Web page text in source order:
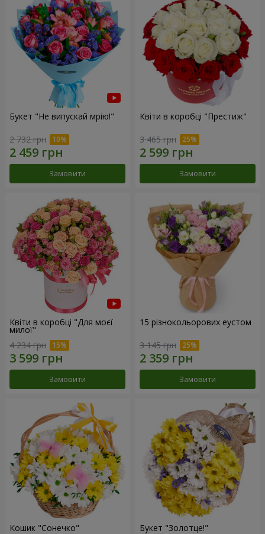
Букет "Не випускай мрію!"
2 732 грн
Замовити
Квіти в коробці "Престиж"
3 465 грн
Замовити
Квіти в коробці "Для моєї
милої"
4 234 грн
Замовити
15 різнокольорових еустом
3 145 грн
Замовити
Кошик "Сонечко" Букет "Золотце!"